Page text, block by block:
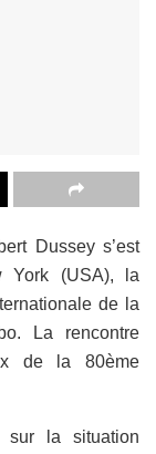
Dussey s’est
York (USA), la
de la
La rencontre
de la 80ème
sur la situation